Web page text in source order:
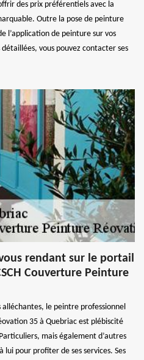
des prix préférentiels avec la
Outre la pose de peinture
l’application de peinture sur vos
vous pouvez contacter ses
rendant sur le portail
Couverture Peinture
le peintre professionnel
35 à Quebriac est plébiscité
mais également d’autres
lui pour profiter de ses services. Ses